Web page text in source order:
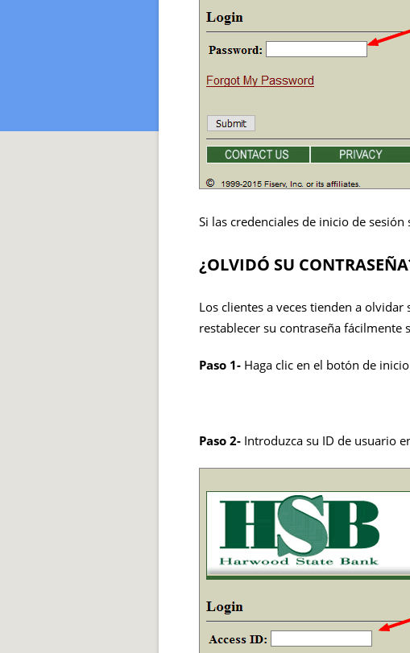
Si las credenciales de inicio de
¿OLVIDÓ SU
Los clientes a veces tienden a
restablecer su contraseña fácilmente
Paso 1- Haga clic en el botón de
Paso 2- Introduzca su ID de usuario